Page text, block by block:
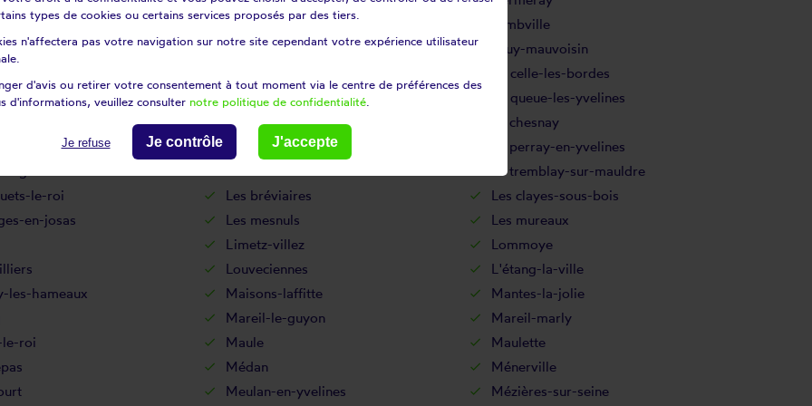
Issou
Jambville
pontchartrain Jouy-en-josas
Jouy-mauvoisin
La celle-les-bordes
La hauteville
La queue-les-yvelines
Lainville-en-vexin
Le chesnay
saint-denis Le pecq
Le perray-en-yvelines
Le tremblay-sur-mauldre
le-roi Les bréviaires
Les clayes-sous-bois
en-josas Les mesnuls
Les mureaux
Limetz-villez
Lommoye
Louveciennes
L'étang-la-ville
les-hameaux Maisons-laffitte
Mantes-la-jolie
Mareil-le-guyon
Mareil-marly
roi Maule
Maulette
Médan
Ménerville
Meulan-en-yvelines
Mézières-sur-seine
types de cookies ou certains services proposés par des tiers.
n'affectera pas votre navigation sur notre site cependant votre expérience utilisateur
d'avis ou retirer votre consentement à tout moment via le centre de préférences des
d'informations, veuillez consulter notre politique de confidentialité
Je refuse Je contrôle J'accepte